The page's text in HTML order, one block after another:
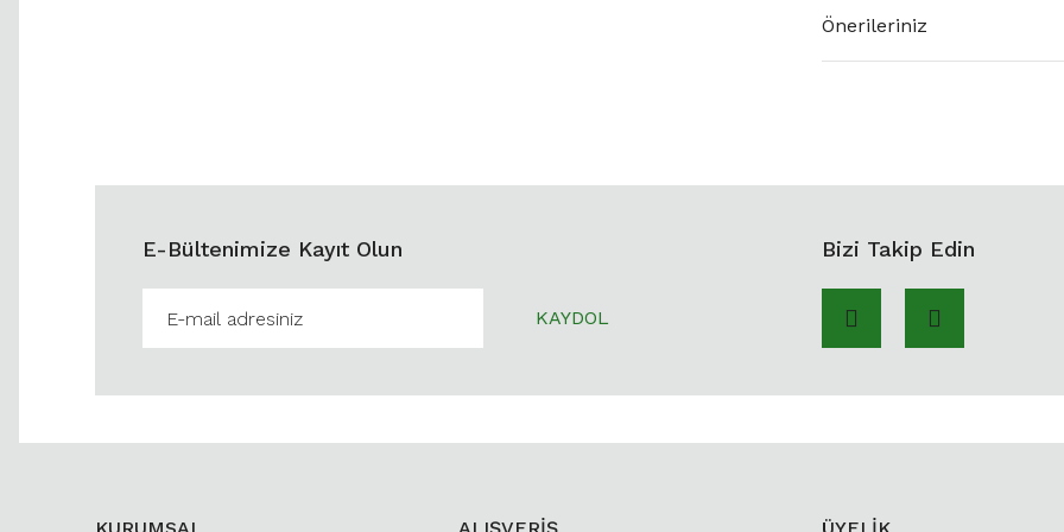
Önerileriniz
E-Bültenimize Kayıt Olun
KAYDOL
Bizi Takip Edin